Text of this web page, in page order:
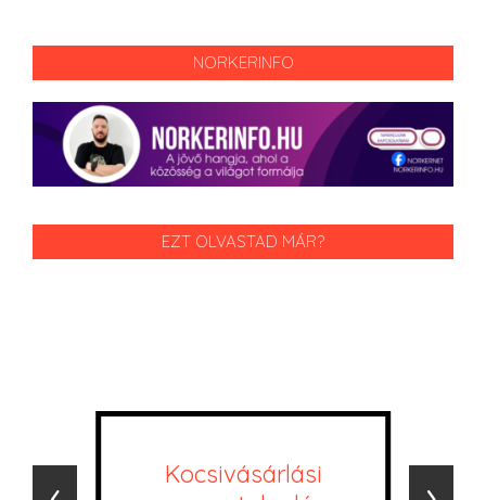
NORKERINFO
EZT OLVASTAD MÁR?
Kocsivásárlási